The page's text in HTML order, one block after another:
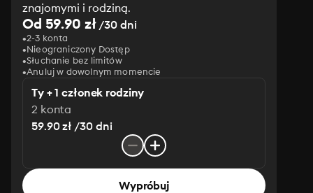
znajomymi i rodziną.
Od 59.90 zł/30 dni
2-3 konta
Nieograniczony Dostęp
Słuchanie bez limitów
Anuluj w dowolnym momencie
Ty + 1 członek rodziny
2 konta
59.90 zł /30 dni
Wypróbuj